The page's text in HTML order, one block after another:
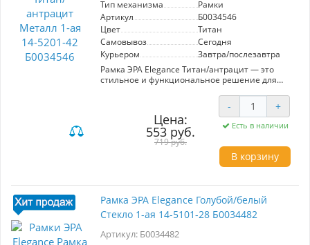
Тип механизма
Рамки
Артикул
Б0034546
Цвет
Титан
Самовывоз
Сегодня
Курьером
Завтра/послезавтра
Рамка ЭРА Elegance Титан/антрацит — это
стильное и функциональное решение для
прочного металла, она сочетает в себе
элегантный титан и глубокий антрацит, что
позволяет ей гармонично вписываться в
любые цветовые схемы. Модель обладает
одной ячейкой, что делает её идеальной для
установки в местах с ограниченным
пространством. Устойчивость к механическим
обеспечивают долгий срок службы. Легкость
монтажа и замены элементов делают рамку
практичной в использовании, что особенно
важно при ремонте или обновлении
качества, что подтверждает данная модель.
Цена:
553 руб.
719 руб.
- +
Есть в наличии
В корзину
Рамка ЭРА Elegance Голубой/белый
Стекло 1-ая 14-5101-28 Б0034482
Артикул: Б0034482